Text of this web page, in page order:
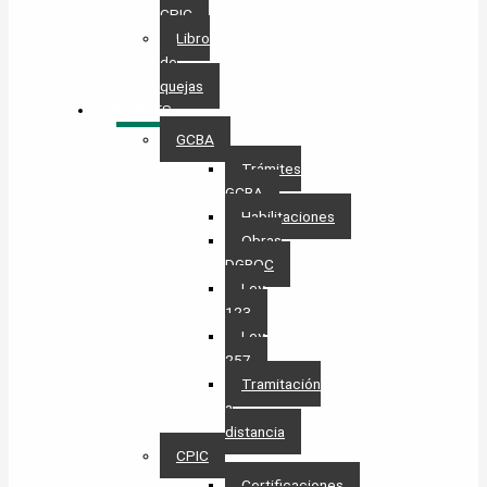
CPIC
Libro
de
quejas
TRÁMITES
GCBA
Trámites
GCBA
Habilitaciones
Obras
DGROC
Ley
123
Ley
257
Tramitación
a
distancia
CPIC